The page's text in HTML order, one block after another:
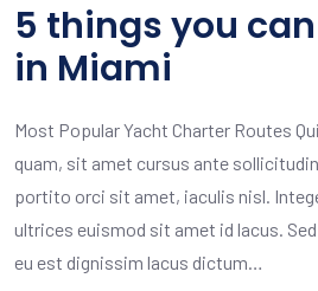
5 things you
in Miami
Most Popular Yacht Charter Routes
quam, sit amet cursus ante
portito orci sit amet, iaculis nisl.
ultrices euismod sit amet id lacus.
eu est dignissim lacus dictum…